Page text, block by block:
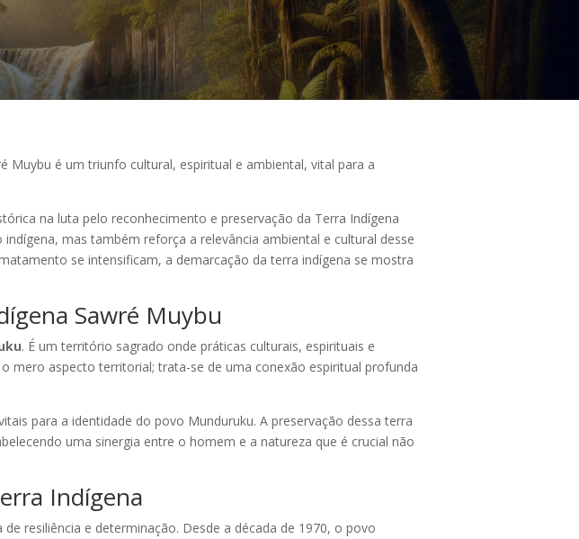
Muybu é um triunfo cultural, espiritual e ambiental, vital para a
na luta pelo reconhecimento e preservação da Terra Indígena
mas também reforça a relevância ambiental e cultural desse
se intensificam, a demarcação da terra indígena se mostra
Sawré Muybu
. É um território sagrado onde práticas culturais, espirituais e
mero aspecto territorial; trata-se de uma conexão espiritual profunda
para a identidade do povo Munduruku. A preservação dessa terra
uma sinergia entre o homem e a natureza que é crucial não
Indígena
de resiliência e determinação. Desde a década de 1970, o povo